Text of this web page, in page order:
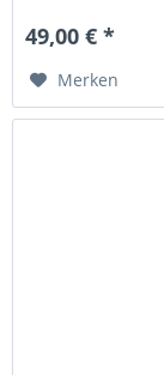
49,00 € *
Merken